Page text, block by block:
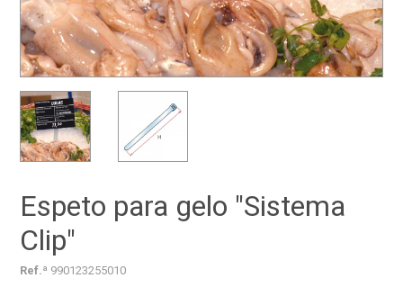
Espeto para gelo "Sistema
Clip"
Ref.ª 990123255010